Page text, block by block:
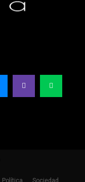
Política Sociedad